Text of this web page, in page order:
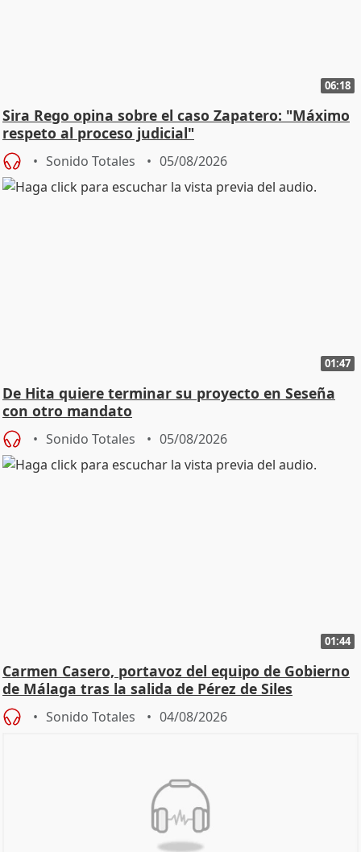
06:18
Sira Rego opina sobre el caso Zapatero: "Máximo
respeto al proceso judicial"
Sonido Totales 05/08/2026
01:47
De Hita quiere terminar su proyecto en Seseña
con otro mandato
Sonido Totales 05/08/2026
01:44
Carmen Casero, portavoz del equipo de Gobierno
de Málaga tras la salida de Pérez de Siles
Sonido Totales 04/08/2026